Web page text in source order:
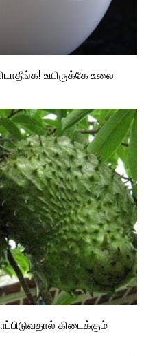
உயிருக்கே உலை
கிடைக்கும்